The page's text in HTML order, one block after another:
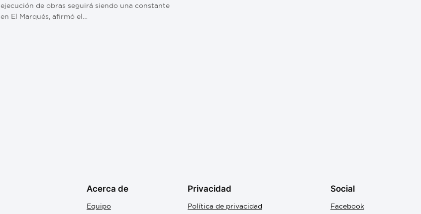
ejecución de obras seguirá siendo una constante
en El Marqués, afirmó el…
Acerca de
Equipo
Privacidad
Política de privacidad
Social
Facebook